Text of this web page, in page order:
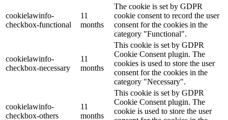
cookielawinfo-
checkbox-functional
11
months
The cookie is set by GDPR
cookie consent to record the user
consent for the cookies in the
category "Functional".
cookielawinfo-
checkbox-necessary
11
months
This cookie is set by GDPR
Cookie Consent plugin. The
cookies is used to store the user
consent for the cookies in the
category "Necessary".
cookielawinfo-
checkbox-others
11
months
This cookie is set by GDPR
Cookie Consent plugin. The
cookie is used to store the user